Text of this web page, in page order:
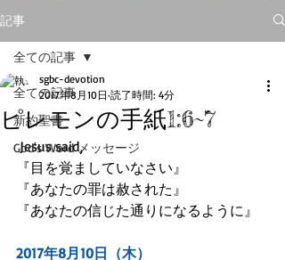
記事
全ての記事
新約聖書
God's Word メッセージ
全ての記事
ピレモンの手紙1:6~7
sgbc-devotion
2017年8月10日 読了時間: 4分
Jesus said,
『目を覚ましていなさい』
『あなたの罪は赦された』
『あなたの信じた通りになるように』
2017年8月10日（木）